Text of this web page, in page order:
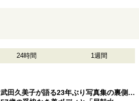
24時間 1週間
武田久美子が語る23年ぶり写真集の裏側…